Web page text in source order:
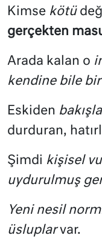
Kimse kötü
gerçekten
Arada kalan o
kendine bile
Eskiden
durduran,
Şimdi kişisel
uydurulmuş
Yeni nesil
üsluplarvar.